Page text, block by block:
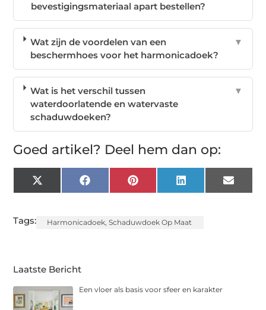
bevestigingsmateriaal apart bestellen?
Wat zijn de voordelen van een
beschermhoes voor het harmonicadoek?
▼
Wat is het verschil tussen
waterdoorlatende en watervaste
schaduwdoeken?
▼
Goed artikel? Deel hem dan op:
X
(Twitter)
FacebookPinterest LinkedIn Email
Tags: Harmonicadoek,Schaduwdoek Op Maat
Laatste Bericht
Een vloer als basis voor sfeer en karakter